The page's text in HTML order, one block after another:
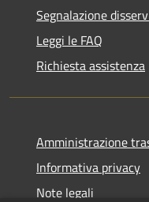
Segnalazione
Leggi le FAQ
Richiesta assistenza
Amministrazione
Informativa privacy
Note legali